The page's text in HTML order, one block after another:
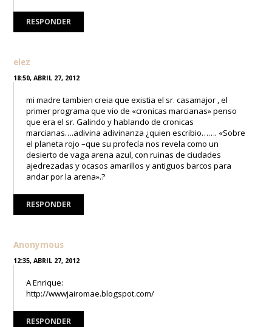
RESPONDER
elez
18:50, ABRIL 27, 2012
mi madre tambien creia que existia el sr. casamajor , el
primer programa que vio de «cronicas marcianas» penso
que era el sr. Galindo y hablando de cronicas
marcianas….adivina adivinanza ¿quien escribio……. «Sobre
el planeta rojo –que su profecía nos revela como un
desierto de vaga arena azul, con ruinas de ciudades
ajedrezadas y ocasos amarillos y antiguos barcos para
andar por la arena».?
RESPONDER
Anonymous
12:35, ABRIL 27, 2012
A Enrique:
http://wwwjairomae.blogspot.com/
RESPONDER